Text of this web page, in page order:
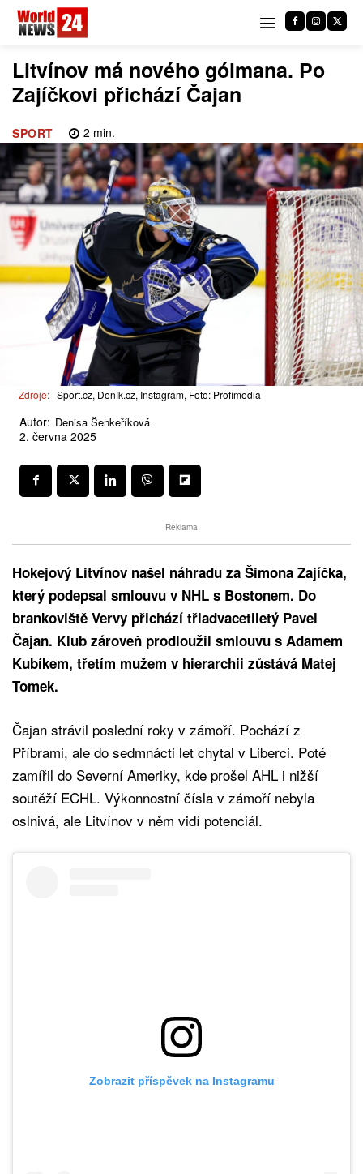
Litvínov má nového gólmana. Po
Zajíčkovi přichází Čajan
SPORT 2 min.
Zdroje: Sport.cz, Deník.cz, Instagram, Foto: Profimedia
Autor: Denisa Šenkeříková
2. června 2025
Reklama
Hokejový Litvínov našel náhradu za Šimona Zajíčka,
který podepsal smlouvu v NHL s Bostonem. Do
brankoviště Vervy přichází třiadvacetiletý Pavel
Čajan. Klub zároveň prodloužil smlouvu s Adamem
Kubíkem, třetím mužem v hierarchii zůstává Matej
Tomek.
Čajan strávil poslední roky v zámoří. Pochází z
Příbrami, ale do sedmnácti let chytal v Liberci. Poté
zamířil do Severní Ameriky, kde prošel AHL i nižší
soutěží ECHL. Výkonnostní čísla v zámoří nebyla
oslnivá, ale Litvínov v něm vidí potenciál.
Zobrazit příspěvek na Instagramu